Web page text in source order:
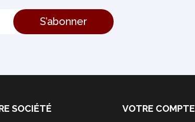
SOCIÉTÉ VOTRE COMPTE